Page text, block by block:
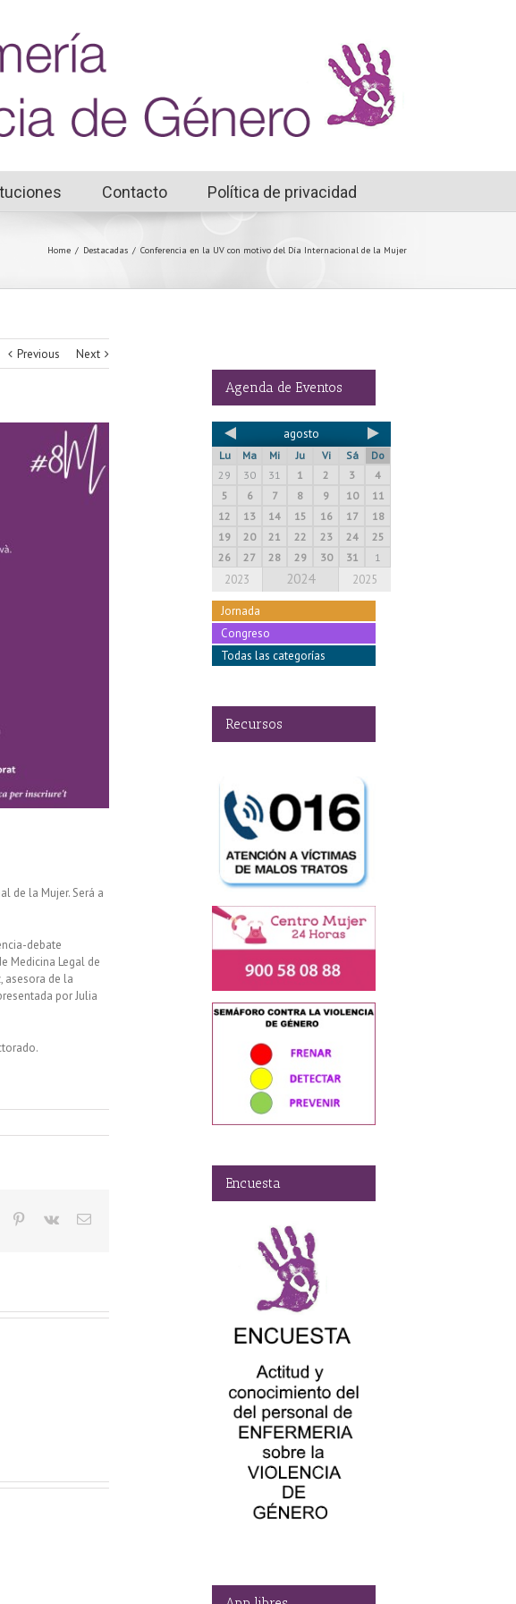
Contacto Política de privacidad
Home / Destacadas / Conferencia en la UV con motivo del Día Internacional de la Mujer
Previous Next
de la Mujer. Será a
debate
Medicina Legal de
asesora de la
por Julia
Agenda de Eventos
agosto
Lu Ma Mi Ju Vi Sá
Do
29
30 31 1 2 3
4
5
6 7 8 9 10
11
12
13 14 15 16 17
18
19
20 21 22 23 24
25
26
27 28 29 30 31 1
2023 2024 2025
Jornada
Congreso
Todas las categorías
Recursos
Encuesta